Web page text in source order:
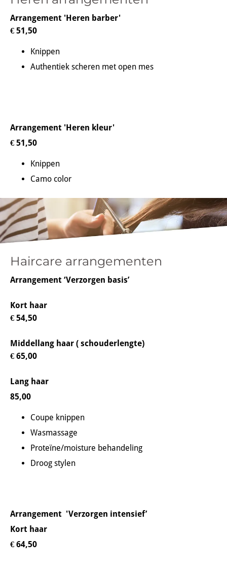
Arrangement 'Heren barber'
€ 51,50
Knippen
Authentiek scheren met open mes
Arrangement 'Heren kleur'
€ 51,50
Knippen
Camo color
Haircare arrangementen
Arrangement ‘Verzorgen basis’
Kort haar
€ 54,50
Middellang haar ( schouderlengte)
€ 65,00
Lang haar
85,00
Coupe knippen
Wasmassage
Proteïne/moisture behandeling
Droog stylen
Arrangement 'Verzorgen intensief’
Kort haar
€ 64,50